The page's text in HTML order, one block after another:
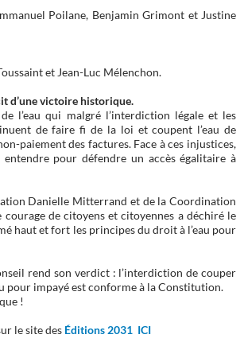
Poilane, Benjamin Grimont et Justine
et Jean-Luc Mélenchon.
d’une victoire historique.
l’eau qui malgré l’interdiction légale et les
de faire fi de la loi et coupent l’eau de
paiement des factures. Face à ces injustices,
pour défendre un accès égalitaire à
Danielle Mitterrand et de la Coordination
courage de citoyens et citoyennes a déchiré le
haut et fort les principes du droit à l’eau pour
rend son verdict : l’interdiction de couper
pour impayé est conforme à la Constitution.
!
le site des Éditions 2031 ICI